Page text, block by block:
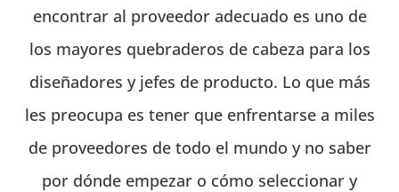
encontrar al proveedor adecuado es uno de
los mayores quebraderos de cabeza para los
diseñadores y jefes de producto. Lo que más
les preocupa es tener que enfrentarse a miles
de proveedores de todo el mundo y no saber
por dónde empezar o cómo seleccionar y